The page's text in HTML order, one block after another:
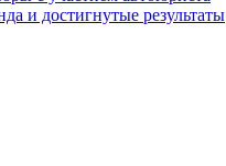
и достигнутые результаты